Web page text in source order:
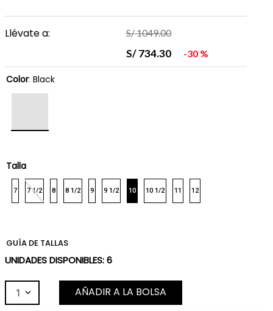
Llévate a: S/1049.00
S/ 734.30 30 %
Color: Black
Talla
7 7 1/2 8 8 1/2 9 9 1/2 10 10 1/2 11 12
GUÍA DE TALLAS
UNIDADES DISPONIBLES:6
1 AÑADIR A LA BOLSA